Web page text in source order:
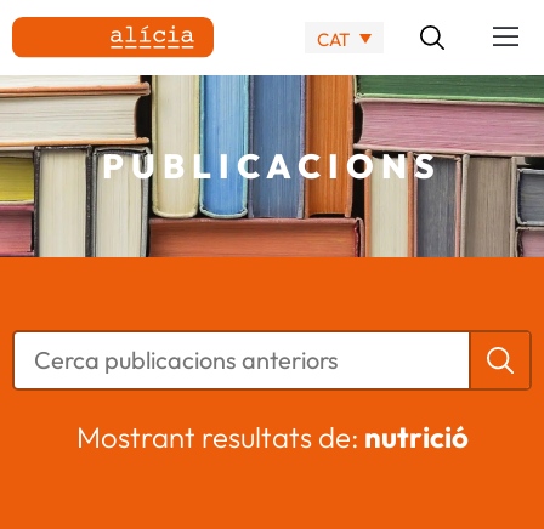
CAT
PUBLICACIONS
Mostrant resultats de: nutrició